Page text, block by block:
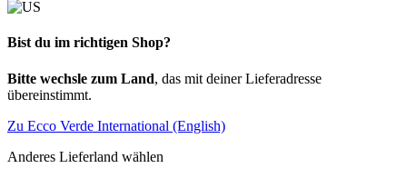
Bist du im richtigen Shop?
Bitte wechsle zum Land, das mit deiner Lieferadresse
übereinstimmt.
Zu Ecco Verde International (English)
Anderes Lieferland wählen